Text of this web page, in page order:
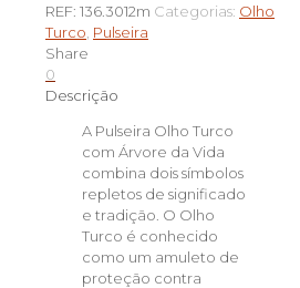
Olho
Turco
com
Árvore
da
REF: 136.3012m Categorias: Olho
Turco Pulseira
Share
0
Descrição
A Pulseira Olho Turco
com Árvore da Vida
combina dois símbolos
repletos de significado
e tradição. O Olho
Turco é conhecido
como um amuleto de
proteção contra